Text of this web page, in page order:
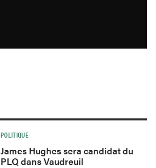
POLITIQUE
James Hughes sera candidat du
PLQ dans Vaudreuil